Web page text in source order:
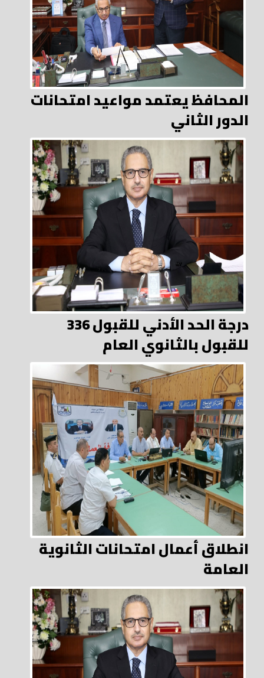
المحافظ يعتمد مواعيد امتحانات
الدور الثاني
336 درجة الحد الأدني للقبول
للقبول بالثانوي العام
انطلاق أعمال امتحانات الثانوية
العامة